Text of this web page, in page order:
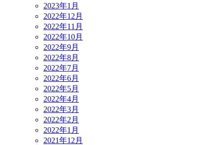
2023年1月
2022年12月
2022年11月
2022年10月
2022年9月
2022年8月
2022年7月
2022年6月
2022年5月
2022年4月
2022年3月
2022年2月
2022年1月
2021年12月